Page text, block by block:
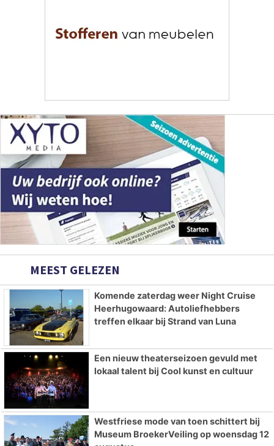
MEEST GELEZEN
Komende zaterdag weer Night Cruise
Heerhugowaard: Autoliefhebbers
treffen elkaar bij Strand van Luna
Een nieuw theaterseizoen gevuld met
lokaal talent bij Cool kunst en cultuur
Westfriese mode van toen schittert bij
Museum BroekerVeiling op woensdag 12